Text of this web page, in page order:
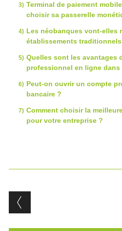
Terminal de paiement
choisir sa passerelle
Les néobanques vont-elles
établissements
Quelles sont les avantages
professionnel en ligne dans
Peut-on ouvrir un compte
bancaire ?
Comment choisir la
pour votre entreprise ?
Post